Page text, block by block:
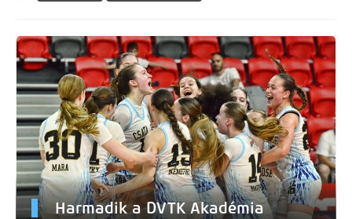
Harmadik a DVTK Akadémia